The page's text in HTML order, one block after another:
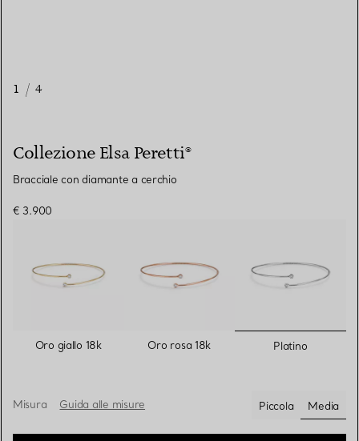
1 / 4
Collezione Elsa Peretti®
Bracciale con diamante a cerchio
€ 3.900
Oro giallo 18k Oro rosa 18k Platino
Misura Guida alle misure Piccola
Media